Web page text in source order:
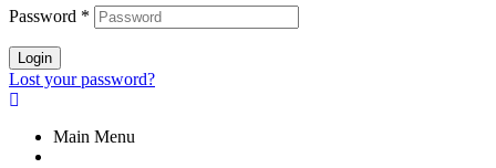
Password *
Login
Lost your password?
Main Menu